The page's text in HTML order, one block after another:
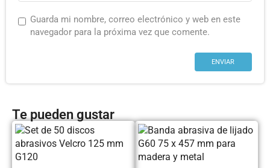
Guarda mi nombre, correo electrónico y web en este
navegador para la próxima vez que comente.
Te pueden gustar